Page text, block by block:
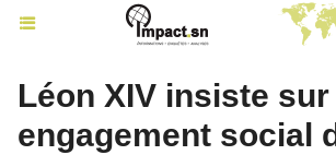
Léon XIV insiste
engagement social